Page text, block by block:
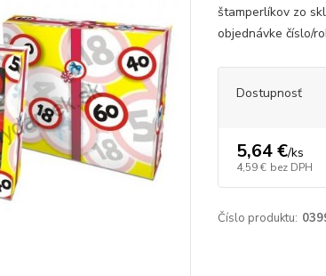
štamperlíkov zo
objednávke číslo/
Dostupnosť
5,64 €/ks
4,59 € bez DPH
Číslo produktu: